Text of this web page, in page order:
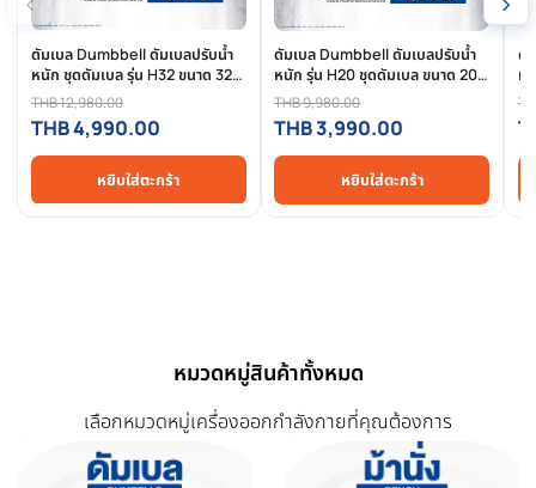
สินค้าที่เกี่ยวข้อง
สินค้าที่ใกล้เคียงและใช้คู่กันได้ดี